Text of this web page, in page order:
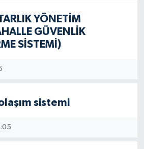
YÖNETİM
GÜVENLİK
SİSTEMİ)
sistemi